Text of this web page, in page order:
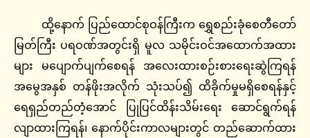
ထို့နောက် ပြည်ထောင်စုဝန်ကြီးက ရွှေစည်းခုံစေတီတော်
မြတ်ကြီး ပရဝဏ်အတွင်းရှိ မူလ သမိုင်းဝင်အထောက်အထား
များ မပျောက်ပျက်စေရန် အလေးထားစဉ်းစားရေးဆွဲကြရန်
အမွေအနှစ် တန်ဖိုးအလိုက် သုံးသပ်၍ ထိခိုက်မှုမရှိစေရန်နှင့်
ရေရှည်တည်တံ့အောင် ပြုပြင်ထိန်းသိမ်းရေး ဆောင်ရွက်ရန်
လျာထားကြရန်၊ နောက်ပိုင်းကာလများတွင် တည်ဆောက်ထား